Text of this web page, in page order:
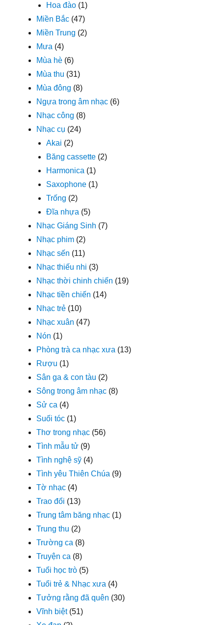
Hoa đào (1)
Miền Bắc (47)
Miền Trung (2)
Mưa (4)
Mùa hè (6)
Mùa thu (31)
Mùa đông (8)
Ngựa trong âm nhạc (6)
Nhạc công (8)
Nhạc cụ (24)
Akai (2)
Băng cassette (2)
Harmonica (1)
Saxophone (1)
Trống (2)
Đĩa nhựa (5)
Nhạc Giáng Sinh (7)
Nhạc phim (2)
Nhạc sến (11)
Nhạc thiếu nhi (3)
Nhạc thời chinh chiến (19)
Nhạc tiền chiến (14)
Nhạc trẻ (10)
Nhạc xuân (47)
Nón (1)
Phòng trà ca nhạc xưa (13)
Rượu (1)
Sân ga & con tàu (2)
Sông trong âm nhạc (8)
Sử ca (4)
Suối tóc (1)
Thơ trong nhạc (56)
Tình mẫu tử (9)
Tình nghệ sỹ (4)
Tình yêu Thiên Chúa (9)
Tờ nhạc (4)
Trao đổi (13)
Trung tâm băng nhạc (1)
Trung thu (2)
Trường ca (8)
Truyện ca (8)
Tuổi học trò (5)
Tuổi trẻ & Nhạc xưa (4)
Tưởng rằng đã quên (30)
Vĩnh biệt(51)